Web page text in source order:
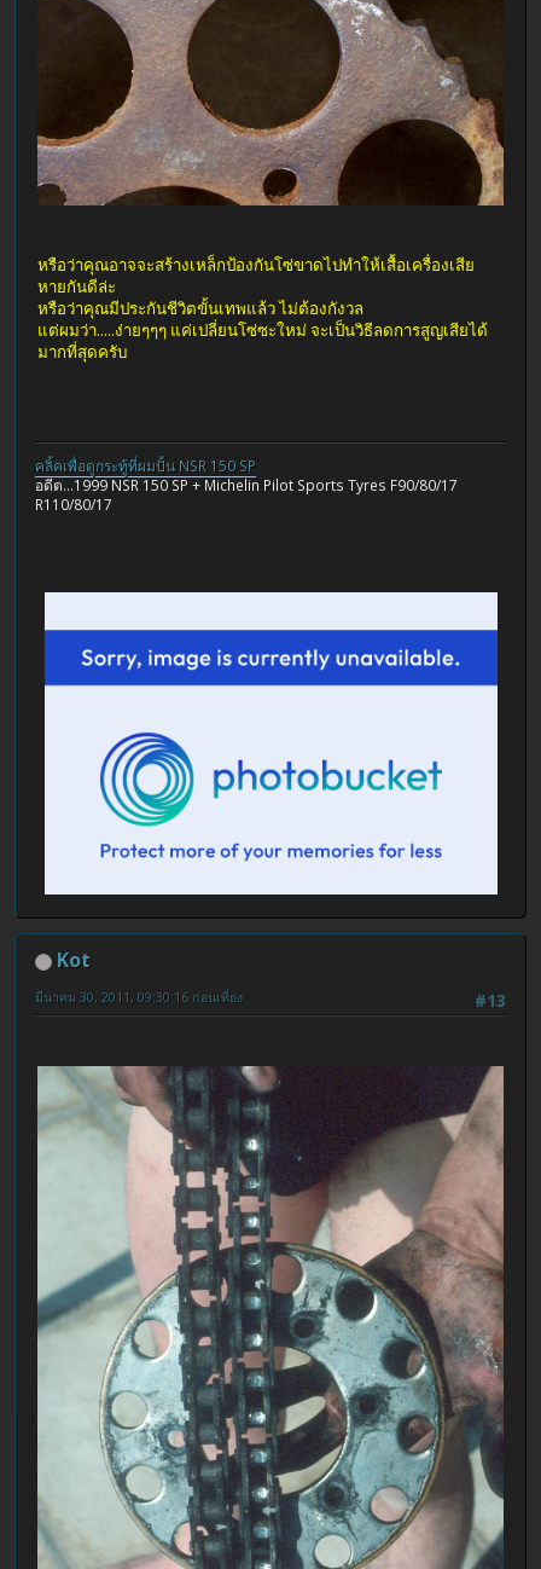
หรือว่าคุณอาจจะสร้างเหล็กป้องกันโซ่ขาดไปทำให้เสื้อเครื่องเสีย
หายกันดีล่ะ
หรือว่าคุณมีประกันชีวิตขั้นเทพแล้ว ไม่ต้องกังวล
แต่ผมว่า.....ง่ายๆๆๆ แค่เปลี่ยนโซ่ซะใหม่ จะเป็นวิธีลดการสูญเสียได้
มากที่สุดครับ
คลิ้คเพื่อดูกระทู้ที่ผมปั้น NSR 150 SP
อดีต...1999 NSR 150 SP + Michelin Pilot Sports Tyres F90/80/17
R110/80/17
Kot
#13
มีนาคม 30, 2011, 09:30:16 ก่อนเที่ยง